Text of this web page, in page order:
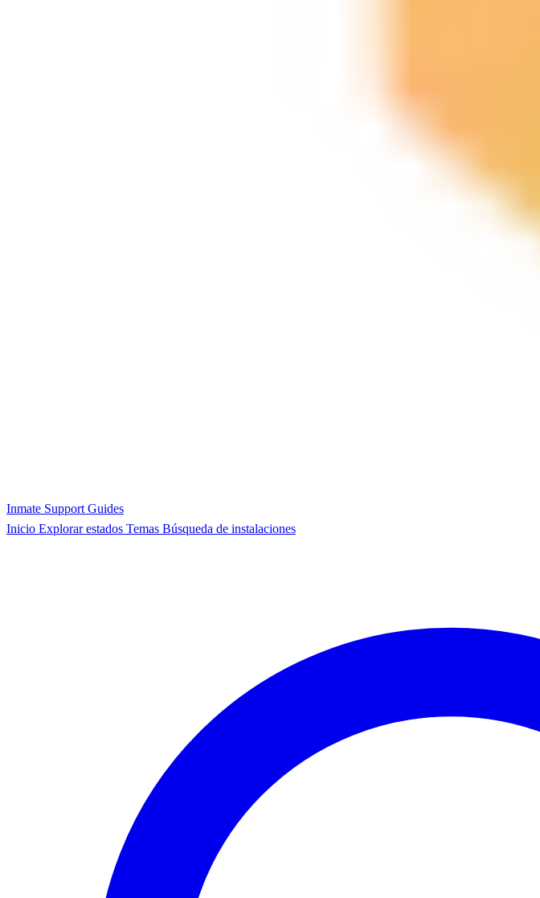
Inmate Support Guides
Inicio Explorar estados Temas Búsqueda de instalaciones